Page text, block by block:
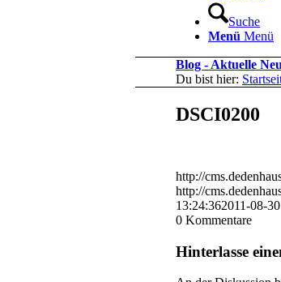
Suche
Menü Menü
Blog - Aktuelle
Du bist hier:
DSCI0200
http://
http://
13:24:362011-08-
0 Kommentare
Hinterlasse